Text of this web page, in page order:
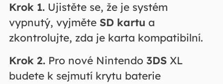
Krok 1.Ujistěte se, že je systém
vypnutý, vyjměte SD kartu a
zkontrolujte, zda je karta kompatibilní.
Krok 2.Pro nové Nintendo 3DSXL
budete k sejmutí krytu baterie